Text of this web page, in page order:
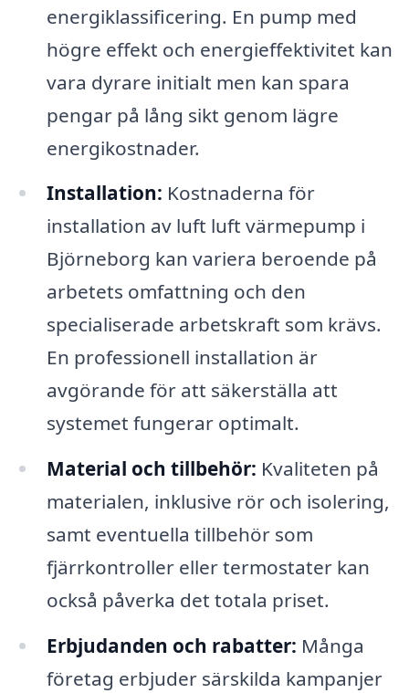
energiklassificering. En pump med
högre effekt och energieffektivitet kan
vara dyrare initialt men kan spara
pengar på lång sikt genom lägre
energikostnader.
Installation: Kostnaderna för
installation av luft luft värmepump i
Björneborg kan variera beroende på
arbetets omfattning och den
specialiserade arbetskraft som krävs.
En professionell installation är
avgörande för att säkerställa att
systemet fungerar optimalt.
Material och tillbehör: Kvaliteten på
materialen, inklusive rör och isolering,
samt eventuella tillbehör som
fjärrkontroller eller termostater kan
också påverka det totala priset.
Erbjudanden och rabatter: Många
företag erbjuder särskilda kampanjer